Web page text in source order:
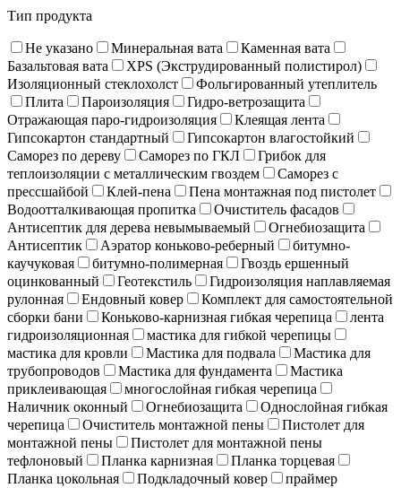
Тип продукта
Не указано Минеральная вата
Каменная вата
Базальтовая вата
XPS (Экструдированный полистирол)
Изоляционный стеклохолст
Фольгированный утеплитель
Плита
Пароизоляция
Гидро-ветрозащита
Отражающая паро-гидроизоляция
Клеящая лента
Гипсокартон стандартный
Гипсокартон влагостойкий
Саморез по дереву
Саморез по ГКЛ
Грибок для
теплоизоляции с металлическим гвоздем
Саморез с
прессшайбой
Клей-пена
Пена монтажная под пистолет
Водоотталкивающая пропитка
Очиститель фасадов
Антисептик для дерева невымываемый
Огнебиозащита
Антисептик
Аэратор коньково-реберный
битумно-
каучуковая
битумно-полимерная
Гвоздь ершенный
оцинкованный
Геотекстиль
Гидроизоляция наплавляемая
рулонная
Ендовный ковер
Комплект для самостоятельной
сборки бани
Коньково-карнизная гибкая черепица
лента
гидроизоляционная
мастика для гибкой черепицы
мастика для кровли
Мастика для подвала
Мастика для
трубопроводов
Мастика для фундамента
Мастика
приклеивающая
многослойная гибкая черепица
Наличник оконный
Огнебиозащита
Однослойная гибкая
черепица
Очиститель монтажной пены
Пистолет для
монтажной пены
Пистолет для монтажной пены
тефлоновый
Планка карнизная
Планка торцевая
Планка цокольная
Подкладочный ковер праймер